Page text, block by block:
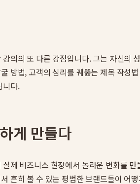
의의 또 다른 강점입니다. 그는 자신의
방법, 고객의 심리를 꿰뚫는 제목 작성
니다.
게 만들다
제 비즈니스 현장에서 놀라운 변화를
흔히 볼 수 있는 평범한 브랜드들이 어